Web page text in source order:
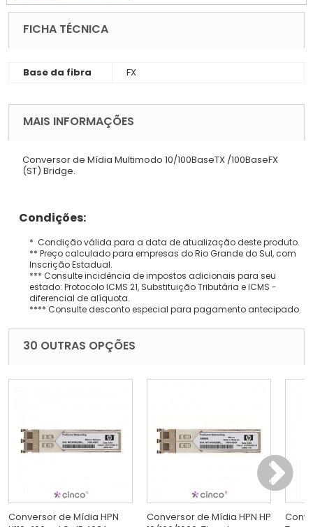
FICHA TÉCNICA
Base da fibra FX
MAIS INFORMAÇÕES
Conversor de Mídia Multimodo 10/100BaseTX /100BaseFX
(ST) Bridge.
Condições:
* Condição válida para a data de atualização deste produto.
** Preço calculado para empresas do Rio Grande do Sul, com
Inscrição Estadual.
*** Consulte incidência de impostos adicionais para seu
estado: Protocolo ICMS 21, Substituição Tributária e ICMS -
diferencial de alíquota.
**** Consulte desconto especial para pagamento antecipado.
30 OUTRAS OPÇÕES
Conversor de Mídia HPN
Conversor de Mídia HPN HP